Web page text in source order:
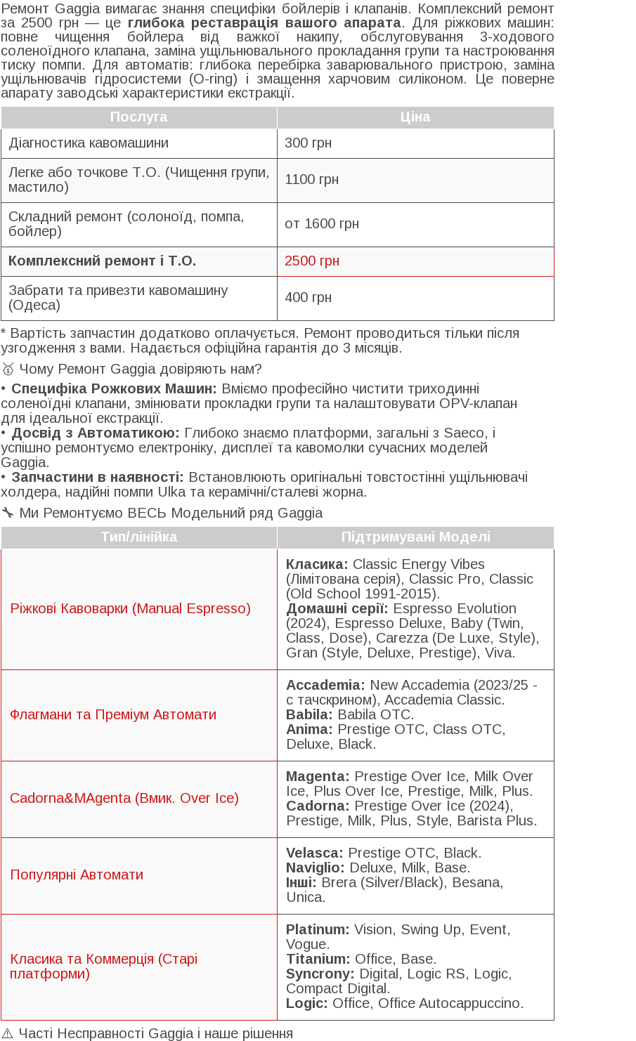
Ремонт Gaggia вимагає знання специфіки бойлерів і клапанів. Комплексний ремонт
за 2500 грн — це глибока реставрація вашого апарата. Для ріжкових машин:
повне чищення бойлера від важкої накипу, обслуговування 3-ходового
соленоїдного клапана, заміна ущільнювального прокладання групи та настроювання
тиску помпи. Для автоматів: глибока перебірка заварювального пристрою, заміна
ущільнювачів гідросистеми (O-ring) і змащення харчовим силіконом. Це поверне
апарату заводські характеристики екстракції.
Послуга
Ціна
Діагностика кавомашини
300 грн
Легке або точкове Т.О. (Чищення групи,
мастило)
1100 грн
Складний ремонт (солоноїд, помпа,
бойлер)
от 1600 грн
Комплексний ремонт і Т.О.
2500 грн
Забрати та привезти кавомашину
(Одеса)
400 грн
* Вартість запчастин додатково оплачується. Ремонт проводиться тільки після
узгодження з вами. Надається офіційна гарантія до 3 місяців.
🥇 Чому Ремонт Gaggia довіряють нам?
Специфіка Рожкових Машин: Вміємо професійно чистити триходинні
соленоїдні клапани, змінювати прокладки групи та налаштовувати OPV-клапан
для ідеальної екстракції.
Досвід з Автоматикою: Глибоко знаємо платформи, загальні з Saeco, і
успішно ремонтуємо електроніку, дисплеї та кавомолки сучасних моделей
Gaggia.
Запчастини в наявності: Встановлюють оригінальні товстостінні ущільнювачі
холдера, надійні помпи Ulka та керамічні/сталеві жорна.
🔧 Ми Ремонтуємо ВЕСЬ Модельний ряд Gaggia
Тип/лінійка
Підтримувані Моделі
Ріжкові Кавоварки (Manual Espresso)
Класика: Classic Energy Vibes
(Лімітована серія), Classic Pro, Classic
(Old School 1991-2015).
Домашні серії: Espresso Evolution
(2024), Espresso Deluxe, Baby (Twin,
Class, Dose), Carezza (De Luxe, Style),
Gran (Style, Deluxe, Prestige), Viva.
Флагмани та Преміум Автомати
Accademia: New Accademia (2023/25 -
с тачскрином), Accademia Classic.
Babila: Babila OTC.
Anima: Prestige OTC, Class OTC,
Deluxe, Black.
Cadorna&MAgenta (Вмик. Over Ice)
Magenta: Prestige Over Ice, Milk Over
Ice, Plus Over Ice, Prestige, Milk, Plus.
Cadorna: Prestige Over Ice (2024),
Prestige, Milk, Plus, Style, Barista Plus.
Популярні Автомати
Velasca: Prestige OTC, Black.
Naviglio: Deluxe, Milk, Base.
Інші: Brera (Silver/Black), Besana,
Unica.
Класика та Коммерція (Старі
платформи)
Platinum: Vision, Swing Up, Event,
Vogue.
Titanium: Office, Base.
Syncrony: Digital, Logic RS, Logic,
Compact Digital.
Logic: Office, Office Autocappuccino.
⚠️ Часті Несправності Gaggia і наше рішення